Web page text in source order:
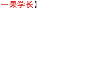
一果学长】